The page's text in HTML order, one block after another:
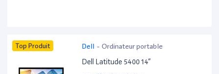
Top Produit Dell - Ordinateur portable
Dell Latitude 5400 14”